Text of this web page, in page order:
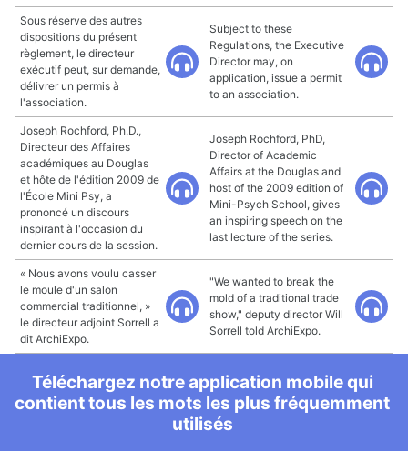
Sous réserve des autres
dispositions du présent
règlement, le directeur
exécutif peut, sur demande,
délivrer un permis à
l'association.
Subject to these
Regulations, the Executive
Director may, on
application, issue a permit
to an association.
Joseph Rochford, Ph.D.,
Directeur des Affaires
académiques au Douglas
et hôte de l'édition 2009 de
l'École Mini Psy, a
prononcé un discours
inspirant à l'occasion du
dernier cours de la session.
Joseph Rochford, PhD,
Director of Academic
Affairs at the Douglas and
host of the 2009 edition of
Mini-Psych School, gives
an inspiring speech on the
last lecture of the series.
« Nous avons voulu casser
le moule d'un salon
commercial traditionnel, »
le directeur adjoint Sorrell a
dit ArchiExpo.
"We wanted to break the
mold of a traditional trade
show," deputy director Will
Sorrell told ArchiExpo.
Téléchargez notre application mobile qui
contient tous les mots les plus fréquemment
utilisés